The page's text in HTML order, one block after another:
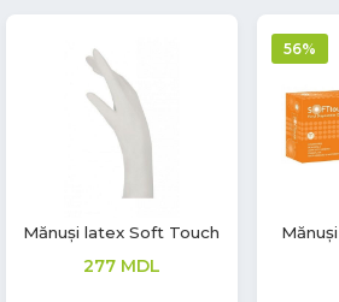
Mănuși vinil Soft Touch
220 MDL